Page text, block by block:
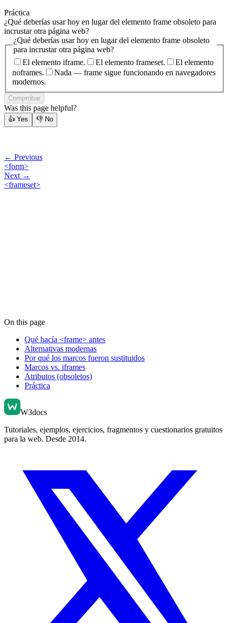
Práctica
¿Qué deberías usar hoy en lugar del elemento frame obsoleto para
incrustar otra página web?
¿Qué deberías usar hoy en lugar del elemento frame obsoleto
para incrustar otra página web?
El elemento iframe.
El elemento frameset.
El elemento
noframes.
Nada — frame sigue funcionando en navegadores
modernos.
Comprobar
Was this page helpful?
👍 Yes 👎 No
← Previous
<form>
Next →
<frameset>
On this page
Qué hacía <frame> antes
Alternativas modernas
Por qué los marcos fueron sustituidos
Marcos vs. iframes
Atributos (obsoletos)
Práctica
W3docs
Tutoriales, ejemplos, ejercicios, fragmentos y cuestionarios gratuitos
para la web. Desde 2014.